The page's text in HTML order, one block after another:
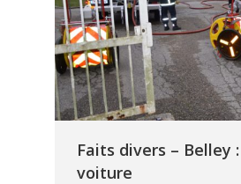
Faits divers – Belley
voiture